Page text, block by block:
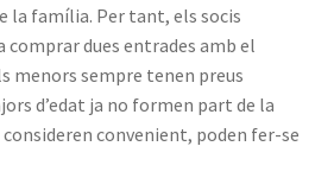
la família. Per tant, els socis
dues entrades amb el
menors sempre tenen preus
d’edat ja no formen part de la
convenient, poden fer-se